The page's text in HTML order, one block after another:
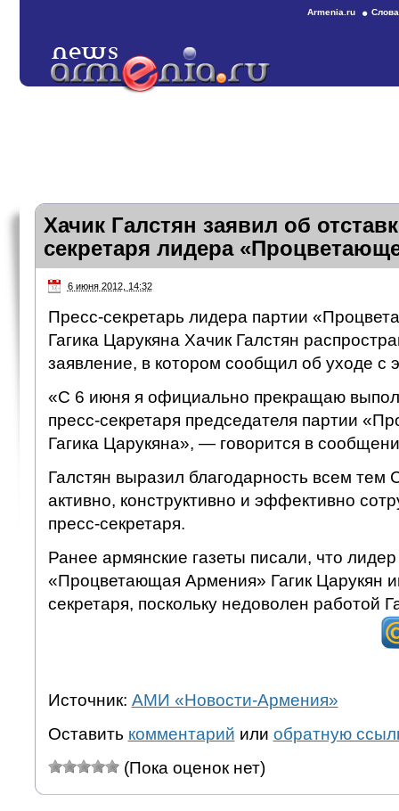
Armenia.ru
Хачик Галстян заявил об
секретаря лидера
6 июня 2012, 14:32
Пресс-секретарь лидера партии
Гагика Царукяна Хачик Галстян
заявление, в котором сообщил об уходе с
«С 6 июня я официально прекращаю
пресс-секретаря председателя партии
Гагика Царукяна», — говорится в
Галстян выразил благодарность всем
активно, конструктивно и эффективно
пресс-секретаря.
Ранее армянские газеты писали, что
«Процветающая Армения» Гагик Царукян
секретаря, поскольку недоволен работой
Источник: АМИ «Новости-Армения»
Оставить комментарий или обратную
(Пока оценок нет)